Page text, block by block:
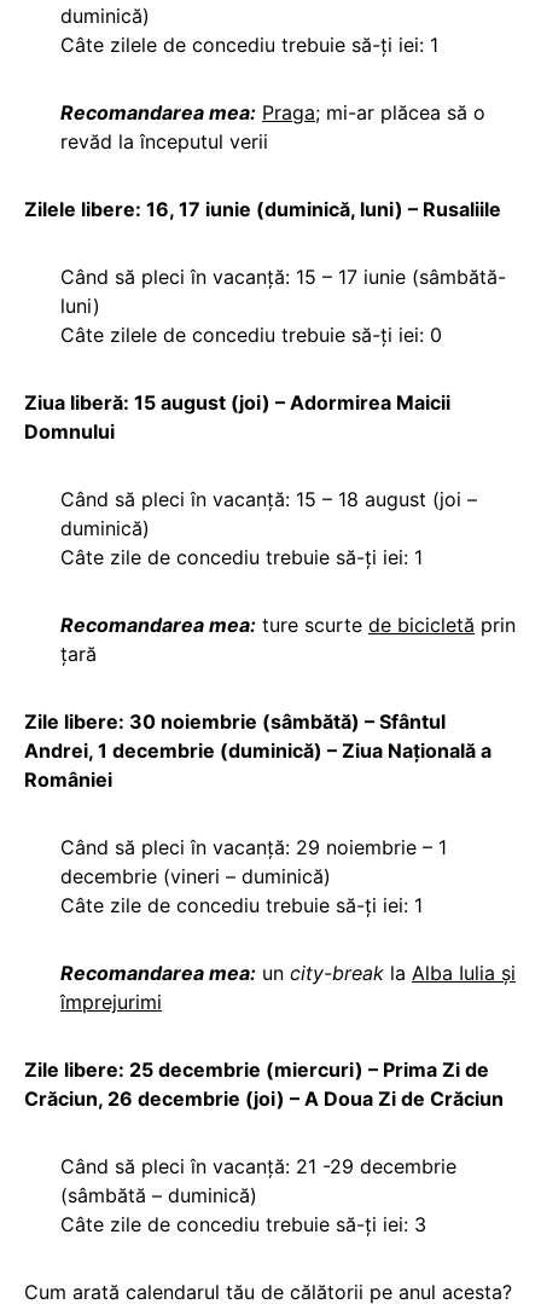
duminică)
Câte zilele de concediu trebuie să-ți iei: 1
Recomandarea mea: Praga; mi-ar plăcea să o
revăd la începutul verii
Zilele libere: 16, 17 iunie (duminică, luni) – Rusaliile
Când să pleci în vacanță: 15 – 17 iunie (sâmbătă-
luni)
Câte zilele de concediu trebuie să-ți iei: 0
Ziua liberă: 15 august (joi) – Adormirea Maicii
Domnului
Când să pleci în vacanță: 15 – 18 august (joi –
duminică)
Câte zile de concediu trebuie să-ți iei: 1
Recomandarea mea: ture scurte de bicicletă prin
țară
Zile libere: 30 noiembrie (sâmbătă) – Sfântul
Andrei, 1 decembrie (duminică) – Ziua Națională a
României
Când să pleci în vacanță: 29 noiembrie – 1
decembrie (vineri – duminică)
Câte zile de concediu trebuie să-ți iei: 1
Recomandarea mea: un city-break la Alba Iulia și
împrejurimi
Zile libere: 25 decembrie (miercuri) – Prima Zi de
Crăciun, 26 decembrie (joi) – A Doua Zi de Crăciun
Când să pleci în vacanță: 21 -29 decembrie
(sâmbătă – duminică)
Câte zile de concediu trebuie să-ți iei: 3
Cum arată calendarul tău de călătorii pe anul acesta?